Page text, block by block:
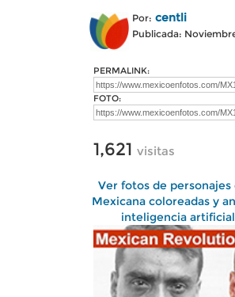
Por: centli
Publicada:
PERMALINK:
FOTO:
1,621 visitas
Ver fotos de personajes
Mexicana coloreadas y
inteligencia